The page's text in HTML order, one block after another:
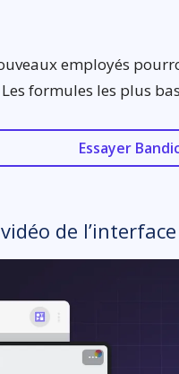
employés
formules les plus
Essayer
de l’interface